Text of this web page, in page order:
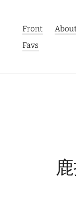
Front
Favs